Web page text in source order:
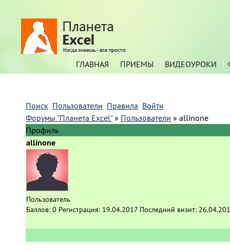
ГЛАВНАЯ ПРИЕМЫ ВИДЕОУРОКИ
Поиск Пользователи Правила Войти
Форумы "Планета Excel" » Пользователи » allinone
Профиль
allinone
Пользователь
Баллов: 0 Регистрация: 19.04.2017 Последний визит: